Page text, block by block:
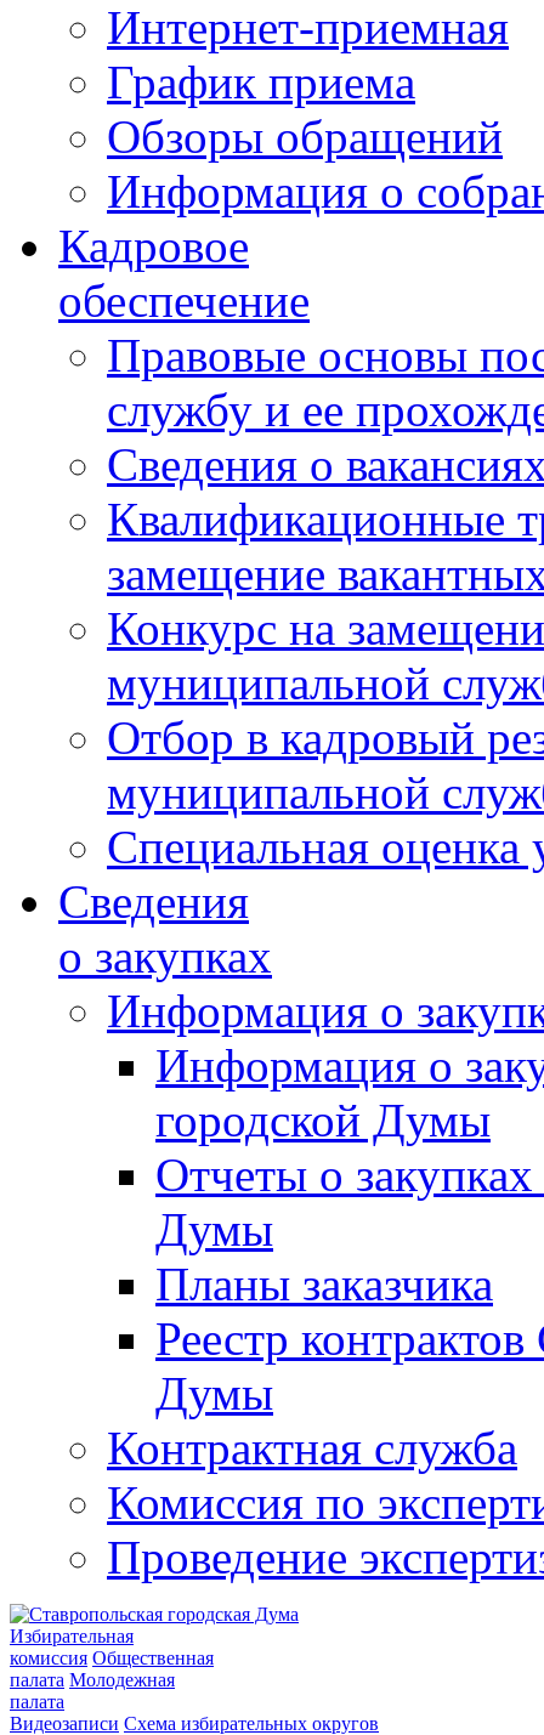
Интернет-приемная
График приема
Обзоры обращений
Информация о
Кадровое
обеспечение
Правовые основы
службу и ее
Сведения о
Квалификационные
замещение
Конкурс на
муниципальной
Отбор в кадровый
муниципальной
Специальная оценка
Сведения
о закупках
Информация о
Информация о
городской Думы
Отчеты о
Думы
Планы заказчика
Реестр
Думы
Контрактная служба
Комиссия по
Проведение
Избирательная
комиссия Общественная
палата Молодежная
палата
Видеозаписи Схема избирательных округов